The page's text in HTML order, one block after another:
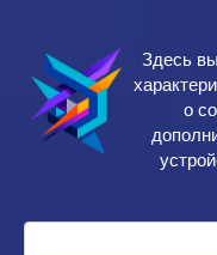
контенту
Здесь
о
Поиск: